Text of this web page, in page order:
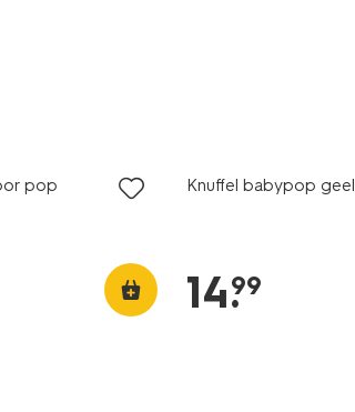
pop Knuffel babypop geel
14.
99